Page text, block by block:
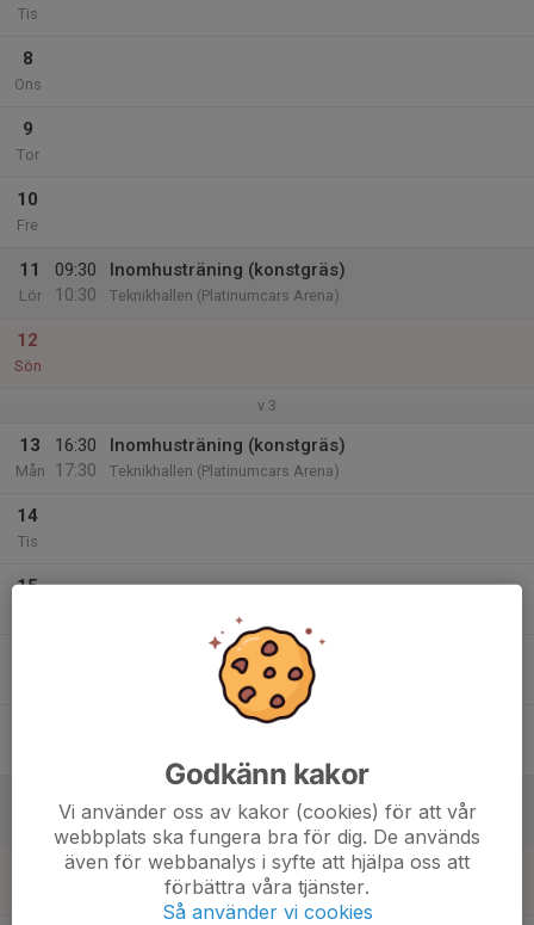
Tis
8
Ons
9
Tor
10
Fre
11
Lör
09:30
10:30
Inomhusträning (konstgräs)
Teknikhallen (Platinumcars Arena)
12
Sön
v.3
13
Mån
16:30
17:30
Inomhusträning (konstgräs)
Teknikhallen (Platinumcars Arena)
14
Tis
15
10:30
Teknikhallen (Platinumcars Arena)
Godkänn kakor
Vi använder oss av kakor (cookies) för att vår
webbplats ska fungera bra för dig. De används
även för webbanalys i syfte att hjälpa oss att
förbättra våra tjänster.
Så använder vi cookies